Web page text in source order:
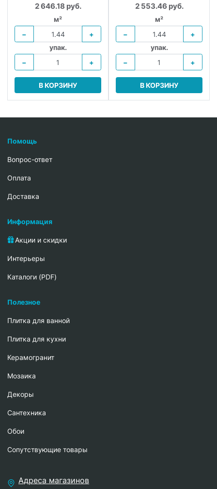
2 646.18 руб.
м²
−
+
упак.
−
+
В КОРЗИНУ
2 553.46 руб.
м²
−
+
упак.
−
+
В КОРЗИНУ
Помощь
Вопрос-ответ
Oплата
Доставка
Информация
Акции и скидки
Интерьеры
Каталоги (PDF)
Полезное
Плитка для ванной
Плитка для кухни
Керамогранит
Мозаика
Декоры
Сантехника
Обои
Сопутствующие товары
Адреса магазинов